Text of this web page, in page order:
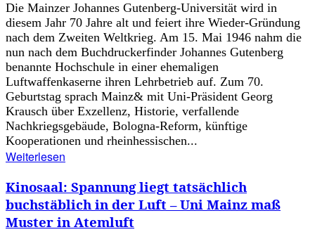
Die Mainzer Johannes Gutenberg-Universität wird in
diesem Jahr 70 Jahre alt und feiert ihre Wieder-Gründung
nach dem Zweiten Weltkrieg. Am 15. Mai 1946 nahm die
nun nach dem Buchdruckerfinder Johannes Gutenberg
benannte Hochschule in einer ehemaligen
Luftwaffenkaserne ihren Lehrbetrieb auf. Zum 70.
Geburtstag sprach Mainz& mit Uni-Präsident Georg
Krausch über Exzellenz, Historie, verfallende
Nachkriegsgebäude, Bologna-Reform, künftige
Kooperationen und rheinhessischen...
Weiterlesen
Kinosaal: Spannung liegt tatsächlich
buchstäblich in der Luft – Uni Mainz maß
Muster in Atemluft